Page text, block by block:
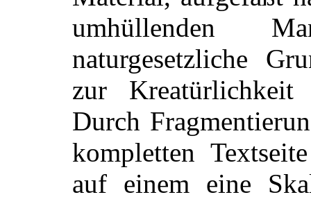
umhüllenden
naturgesetzliche
zur
Durch
kompletten
auf einem eine